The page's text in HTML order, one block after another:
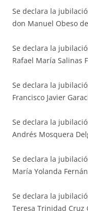
Se declara la
don Manuel Obeso
Se declara la
Rafael María Salinas
Se declara la
Francisco Javier
Se declara la
Andrés Mosquera
Se declara la
María Yolanda
Se declara la
Teresa Trinidad Cruz